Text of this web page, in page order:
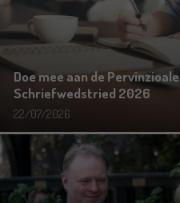
Doe mee aan de Pervinzioale
Schriefwedstried 2026
22/07/2026